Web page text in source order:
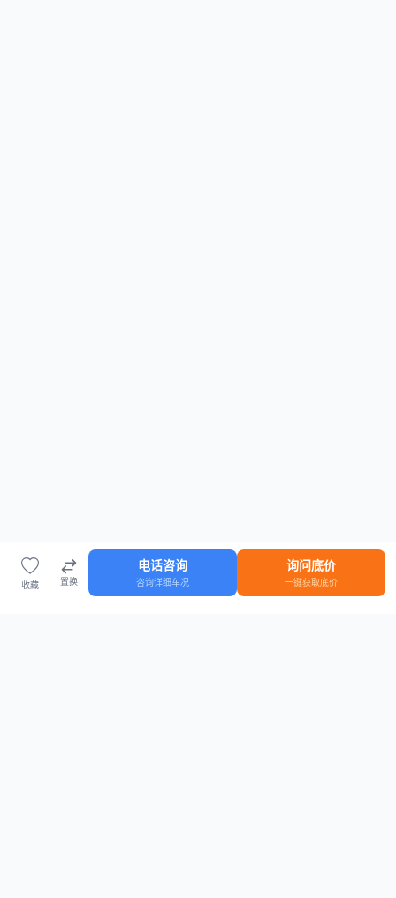
收藏 置换
电话咨询
咨询详细车况
询问底价
一键获取底价
车源 知识 登录